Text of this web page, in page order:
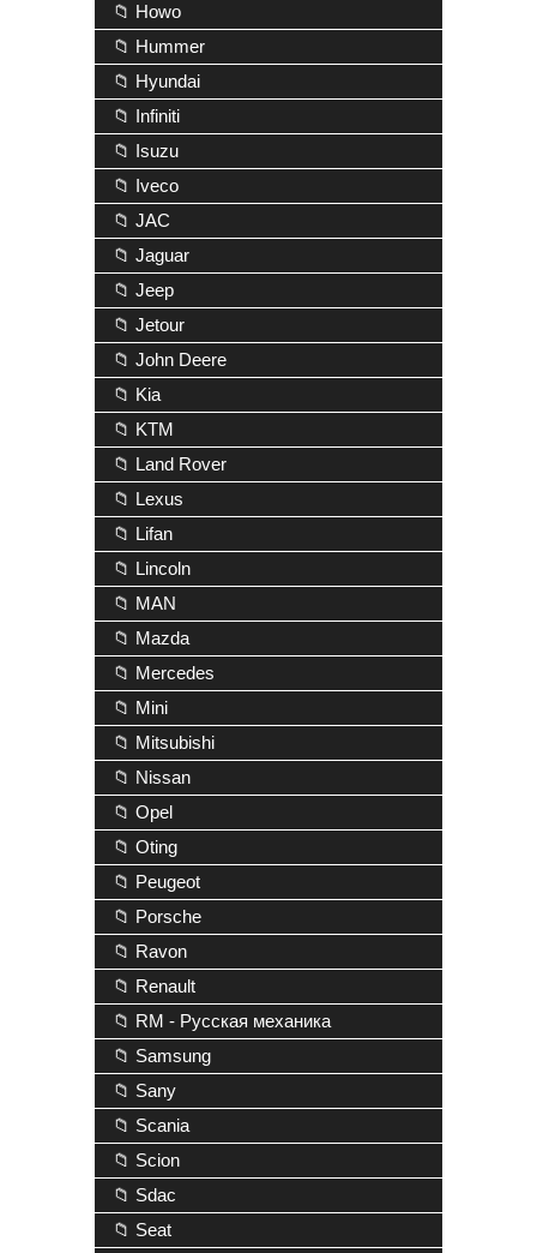
📁 Howo
📁 Hummer
📁 Hyundai
📁 Infiniti
📁 Isuzu
📁 Iveco
📁 JAC
📁 Jaguar
📁 Jeep
📁 Jetour
📁 John Deere
📁 Kia
📁 KTM
📁 Land Rover
📁 Lexus
📁 Lifan
📁 Lincoln
📁 MAN
📁 Mazda
📁 Mercedes
📁 Mini
📁 Mitsubishi
📁 Nissan
📁 Opel
📁 Oting
📁 Peugeot
📁 Porsche
📁 Ravon
📁 Renault
📁 RM - Русская механика
📁 Samsung
📁 Sany
📁 Scania
📁 Scion
📁 Sdac
📁 Seat